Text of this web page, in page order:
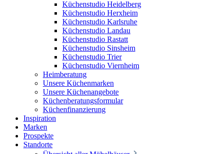
Küchenstudio Heidelberg
Küchenstudio Herxheim
Küchenstudio Karlsruhe
Küchenstudio Landau
Küchenstudio Rastatt
Küchenstudio Sinsheim
Küchenstudio Trier
Küchenstudio Viernheim
Heimberatung
Unsere Küchenmarken
Unsere Küchenangebote
Küchenberatungsformular
Küchenfinanzierung
Inspiration
Marken
Prospekte
Standorte